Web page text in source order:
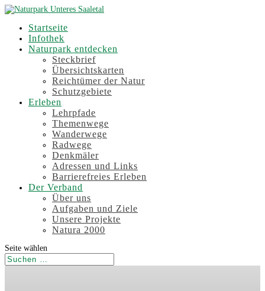
Startseite
Infothek
Naturpark entdecken
Steckbrief
Übersichtskarten
Reichtümer der Natur
Schutzgebiete
Erleben
Lehrpfade
Themenwege
Wanderwege
Radwege
Denkmäler
Adressen und Links
Barrierefreies Erleben
Der Verband
Über uns
Aufgaben und Ziele
Unsere Projekte
Natura 2000
Seite wählen